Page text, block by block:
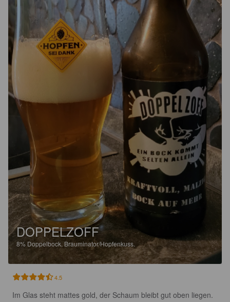
DOPPELZOFF
8% Doppelbock.Brauminator/Hopfenkuss.
4.5
Im Glas steht mattes gold, der Schaum bleibt gut oben liegen.